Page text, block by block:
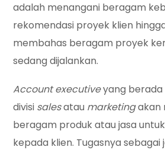
adalah menangani beragam
rekomendasi proyek klien
membahas beragam proyek
sedang dijalankan.
Account executiveyang berada
divisi salesatau marketingakan
beragam produk atau jasa
kepada klien. Tugasnya